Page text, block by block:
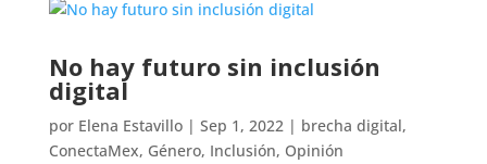
No hay futuro sin inclusión
digital
por Elena Estavillo| Sep 1, 2022| brecha digital,
ConectaMex, Género, Inclusión, Opinión